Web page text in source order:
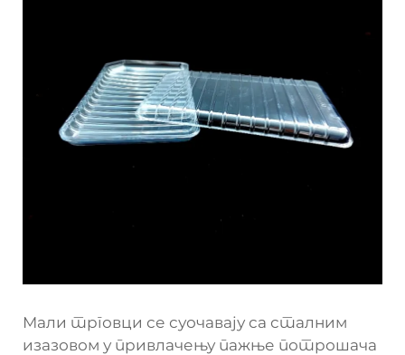
Мали трговци се суочавају са сталним
изазовом у привлачењу пажње потрошача